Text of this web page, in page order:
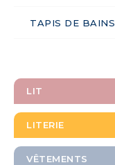
TAPIS DE BAINS
LIT
LITERIE
VÊTEMENTS